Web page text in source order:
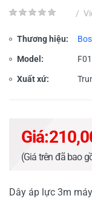
/
Thương hiệu:
Model:
Xuất xứ:
Giá:
(Giá trên đã bao
Dây áp lực 3m